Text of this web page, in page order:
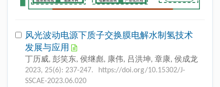
风光波动电源下质子交换膜电解水制氢技术
发展与应用
丁历威, 彭笑东, 侯继彪, 康伟, 吕洪坤, 章康, 侯成龙
2023, 25(6): 237-247.
https://doi.org/10.15302/J-
SSCAE-2023.06.020